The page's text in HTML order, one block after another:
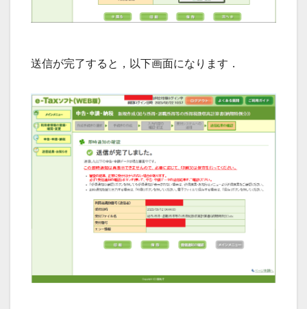
送信が完了すると，以下画面になります．